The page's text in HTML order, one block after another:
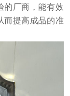
的厂商，能有效
而提高成品的准